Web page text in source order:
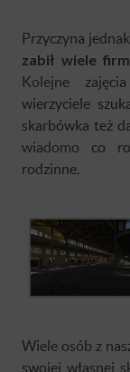
Przyczyna
zabił wiele firm,
Kolejne
wierzyciele
skarbówka też
wiadomo co
rodzinne.
Wiele osób z
swojej własnej